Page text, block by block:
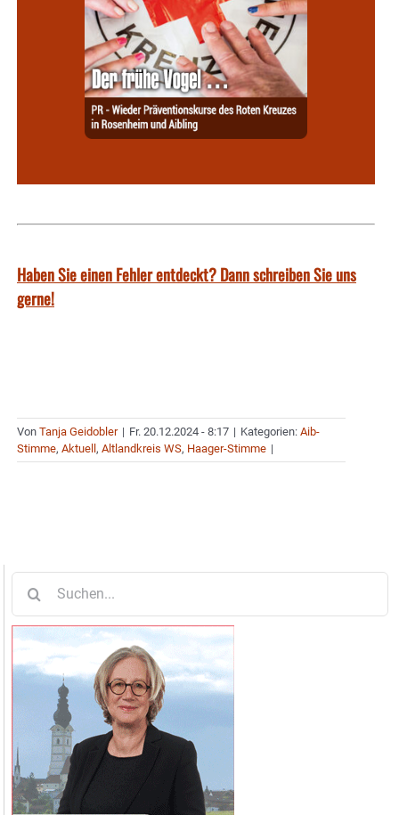
Haben Sie einen Fehler entdeckt? Dann schreiben Sie uns
gerne!
Von Tanja Geidobler | Fr. 20.12.2024 - 8:17 | Kategorien: Aib-
Stimme, Aktuell, Altlandkreis WS, Haager-Stimme |
nach: